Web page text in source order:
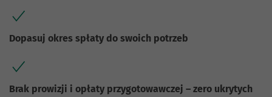
Dopasuj okres spłaty do swoich potrzeb
Brak prowizji i opłaty przygotowawczej – zero ukrytych